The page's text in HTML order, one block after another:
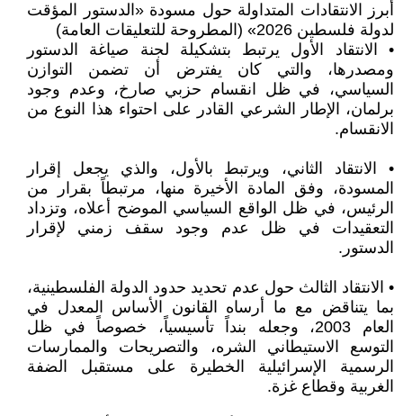
أبرز الانتقادات المتداولة حول مسودة «الدستور المؤقت
لدولة فلسطين 2026» (المطروحة للتعليقات العامة)
• الانتقاد الأول يرتبط بتشكيلة لجنة صياغة الدستور
ومصدرها، والتي كان يفترض أن تضمن التوازن
السياسي، في ظل انقسام حزبي صارخ، وعدم وجود
برلمان، الإطار الشرعي القادر على احتواء هذا النوع من
الانقسام.
• الانتقاد الثاني، ويرتبط بالأول، والذي يجعل إقرار
المسودة، وفق المادة الأخيرة منها، مرتبطاً بقرار من
الرئيس، في ظل الواقع السياسي الموضح أعلاه، وتزداد
التعقيدات في ظل عدم وجود سقف زمني لإقرار
الدستور.
• الانتقاد الثالث حول عدم تحديد حدود الدولة الفلسطينية،
بما يتناقض مع ما أرساه القانون الأساس المعدل في
العام 2003، وجعله بنداً تأسيسياً، خصوصاً في ظل
التوسع الاستيطاني الشره، والتصريحات والممارسات
الرسمية الإسرائيلية الخطيرة على مستقبل الضفة
الغربية وقطاع غزة.